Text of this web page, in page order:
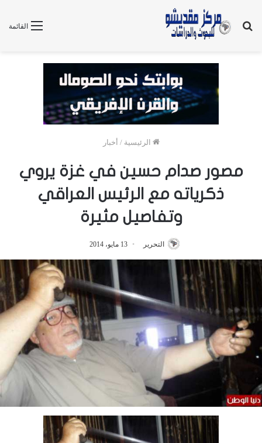
القائمة
بحث
الرئيسية / أخبار
مصور صدام حسين في غزة يروي
ذكرياته مع الرئيس العراقي
وتفاصيل مثيرة
التحرير 13 مايو، 2014